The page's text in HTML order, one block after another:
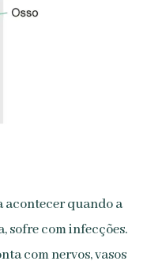
acontecer quando a
sofre com infecções.
com nervos, vasos